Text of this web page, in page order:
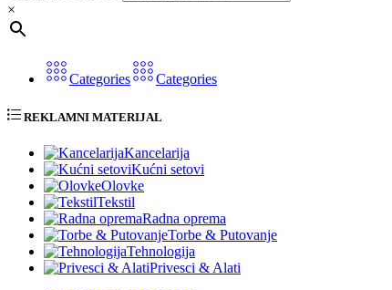
×
Categories Categories
REKLAMNI MATERIJAL
Kancelarija
Kućni setovi
Olovke
Tekstil
Radna oprema
Torbe & Putovanje
Tehnologija
Privesci & Alati